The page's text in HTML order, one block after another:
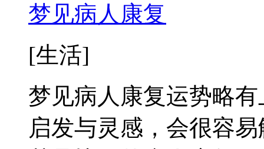
梦见病人康复
[生活]
梦见病人康复运势略
启发与灵感，会很容